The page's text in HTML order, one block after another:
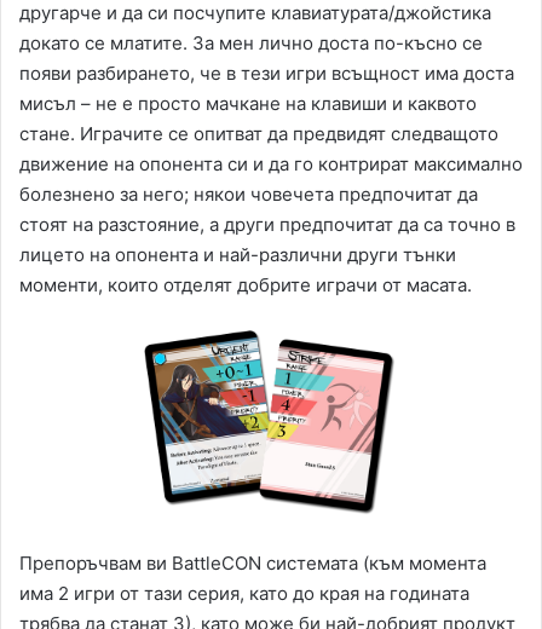
другарче и да си посчупите клавиатурата/джойстика
докато се млатите. За мен лично доста по-късно се
появи разбирането, че в тези игри всъщност има доста
мисъл – не е просто мачкане на клавиши и каквото
стане. Играчите се опитват да предвидят следващото
движение на опонента си и да го контрират максимално
болезнено за него; някои човечета предпочитат да
стоят на разстояние, а други предпочитат да са точно в
лицето на опонента и най-различни други тънки
моменти, които отделят добрите играчи от масата.
Препоръчвам ви BattleCON системата (към момента
има 2 игри от тази серия, като до края на годината
трябва да станат 3), като може би най-добрият продукт